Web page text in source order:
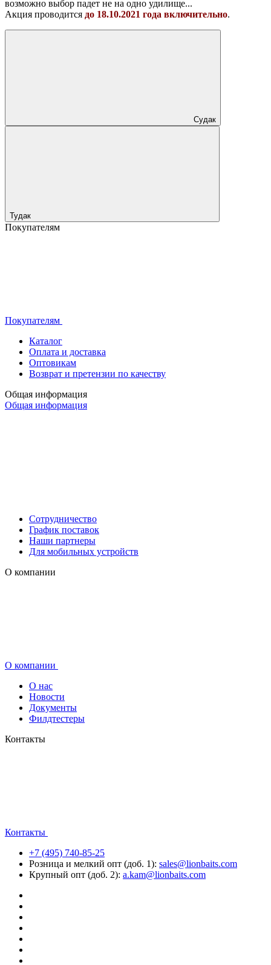
возможно выбор падет не на одно удилище...
Акция проводится до 18.10.2021 года включительно.
Судак
Тудак
Покупателям
Покупателям
Каталог
Оплата и доставка
Оптовикам
Возврат и претензии по качеству
Общая информация
Общая информация
Сотрудничество
График поставок
Наши партнеры
Для мобильных устройств
О компании
О компании
О нас
Новости
Документы
Филдтестеры
Контакты
Контакты
+7 (495) 740-85-25
Розница и мелкий опт (доб. 1): sales@lionbaits.com
Крупный опт (доб. 2): a.kam@lionbaits.com